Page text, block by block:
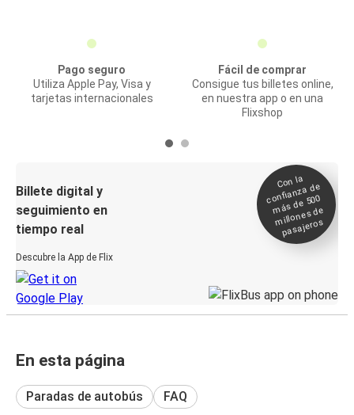
Pago seguro
Utiliza Apple Pay, Visa y
tarjetas internacionales
Fácil de comprar
Consigue tus billetes online,
en nuestra app o en una
Flixshop
Billete digital y
seguimiento en
tiempo real
Descubre la App de Flix
Con la
confianza de
más de 500
millones de
pasajeros
En esta página
Paradas de autobús FAQ